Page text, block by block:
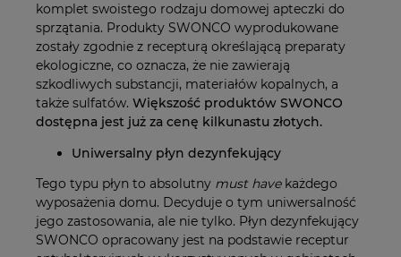
komplet swoistego rodzaju domowej apteczki do
sprzątania. Produkty SWONCO wyprodukowane
zostały zgodnie z recepturą określającą preparaty
ekologiczne, co oznacza, że nie zawierają
szkodliwych substancji, materiałów kopalnych, a
także sulfatów. Większość produktów SWONCO
dostępna jest już za cenę kilkunastu złotych.
Uniwersalny płyn dezynfekujący
Tego typu płyn to absolutny must have każdego
wyposażenia domu. Decyduje o tym uniwersalność
jego zastosowania, ale nie tylko. Płyn dezynfekujący
SWONCO opracowany jest na podstawie receptur